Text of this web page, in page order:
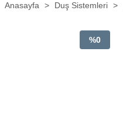
Anasayfa Duş Sistemleri
%0